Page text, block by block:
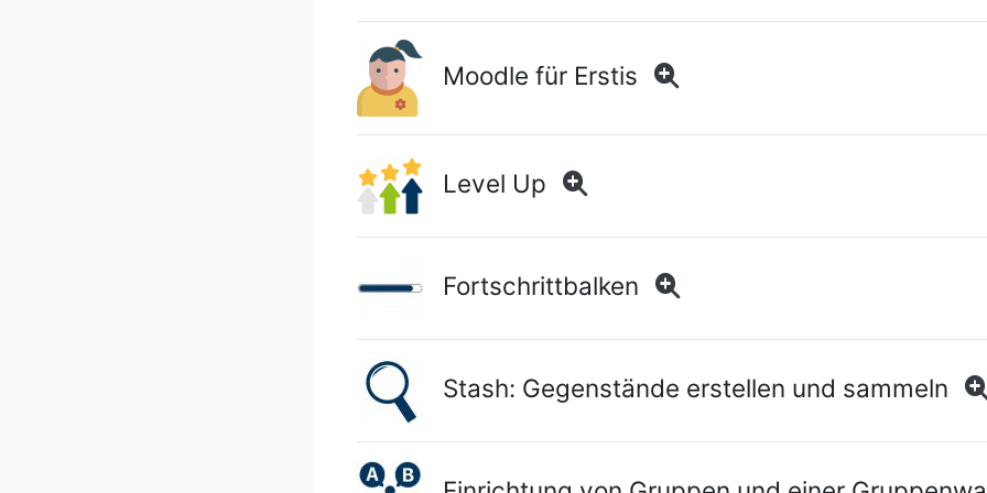
Moodle für Erstis
Level Up
Fortschrittbalken
Stash: Gegenstände erstellen und sammeln